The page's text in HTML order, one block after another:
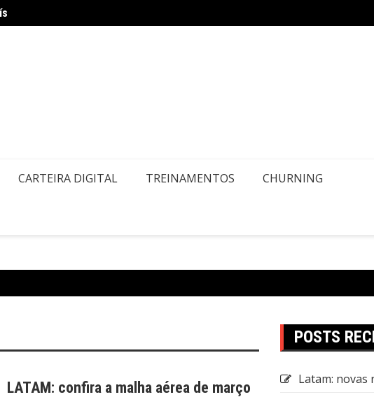
Latam: novas rotas
CARTEIRA DIGITAL TREINAMENTOS CHURNING
LATAM: confira a malha aérea de março
POSTS
Latam: novas